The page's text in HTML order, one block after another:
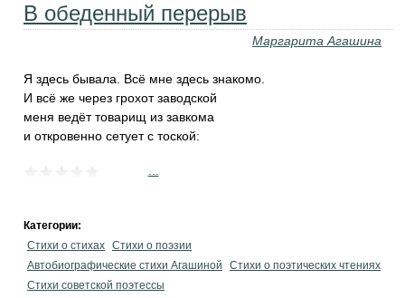
В обеденный перерыв
Маргарита Агашина
Я здесь бывала. Всё мне здесь знакомо.
И всё же через грохот заводской
меня ведёт товарищ из завкома
и откровенно сетует с тоской:
Категории:
Стихи о стихах Стихи о поэзии
Автобиографические стихи Агашиной
Стихи о поэтических чтениях
Стихи советской поэтессы